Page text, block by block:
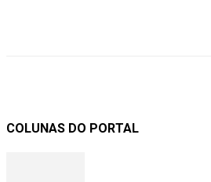
COLUNAS DO PORTAL